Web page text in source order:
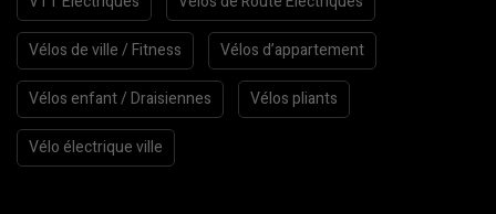
Vélos de ville / Fitness Vélos d’appartement
Vélos enfant / Draisiennes Vélos pliants
Vélo électrique ville